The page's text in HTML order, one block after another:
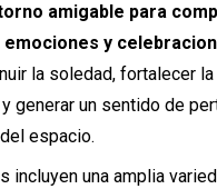
amigable para
y
la soledad, fortalecer
generar un sentido de
espacio.
incluyen una amplia